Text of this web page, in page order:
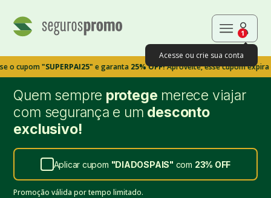
1
Acesse ou crie sua conta
"SUPERPAI25"e garanta25% OFF!Aproveite, esse cupom expira em
Quem sempre protege merece viajar
com segurança e um desconto
exclusivo!
Aplicar cupom "DIADOSPAIS" com 23% OFF
Promoção válida por tempo limitado.